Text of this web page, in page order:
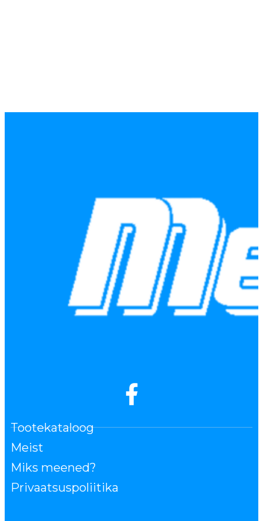
Tootekataloog
Meist
Miks meened?
Privaatsuspoliitika